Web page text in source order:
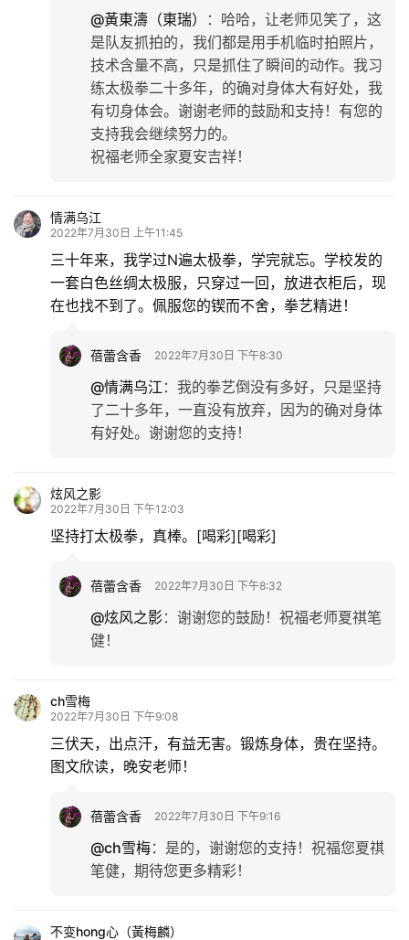
@黃東濤（東瑞） ： 哈哈，让老师见笑了，这
是队友抓拍的，我们都是用手机临时拍照片，
技术含量不高，只是抓住了瞬间的动作。我习
练太极拳二十多年，的确对身体大有好处，我
有切身体会。谢谢老师的鼓励和支持！有您的
支持我会继续努力的。
祝福老师全家夏安吉祥！
情满乌江
2022年7月30日 上午11:45
三十年来，我学过N遍太极拳，学完就忘。学校发的
一套白色丝绸太极服，只穿过一回，放进衣柜后，现
在也找不到了。佩服您的锲而不舍，拳艺精进！
蓓蕾含香 2022年7月30日 下午8:30
@情满乌江 ： 我的拳艺倒没有多好，只是坚持
了二十多年，一直没有放弃，因为的确对身体
有好处。谢谢您的支持！
炫风之影
2022年7月30日 下午12:03
坚持打太极拳，真棒。[喝彩][喝彩]
蓓蕾含香 2022年7月30日 下午8:32
@炫风之影： 谢谢您的鼓励！祝福老师夏祺笔
健！
ch雪梅
2022年7月30日 下午9:08
三伏天，出点汗，有益无害。锻炼身体，贵在坚持。
图文欣读，晚安老师！
蓓蕾含香 2022年7月30日 下午9:16
@ch雪梅： 是的，谢谢您的支持！祝福您夏祺
笔健，期待您更多精彩！
不变hong心（黃梅麟）